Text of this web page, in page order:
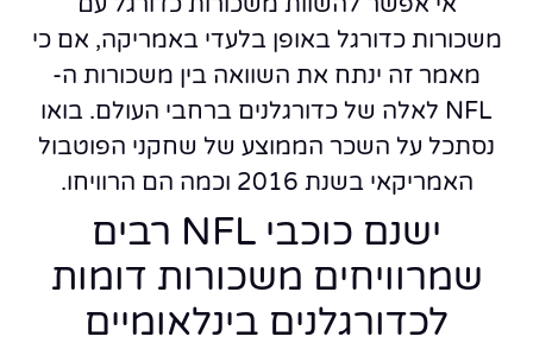
משכורות כדורגל באופן בלעדי באמריקה, אם כי
מאמר זה ינתח את השוואה בין משכורות ה-
NFL לאלה של כדורגלנים ברחבי העולם. בואו
נסתכל על השכר הממוצע של שחקני הפוטבול
האמריקאי בשנת 2016 וכמה הם הרוויחו.
ישנם כוכבי NFL רבים
שמרוויחים משכורות דומות
לכדורגלנים בינלאומיים